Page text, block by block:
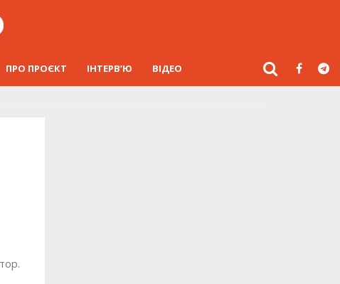
ПРО ПРОЄКТ ІНТЕРВ’Ю ВІДЕО